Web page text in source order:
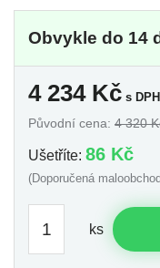
Obvykle do 14
4 234Kč s DPH
Původní cena: 4 320
Ušetříte: 86 Kč
(Doporučená
ks